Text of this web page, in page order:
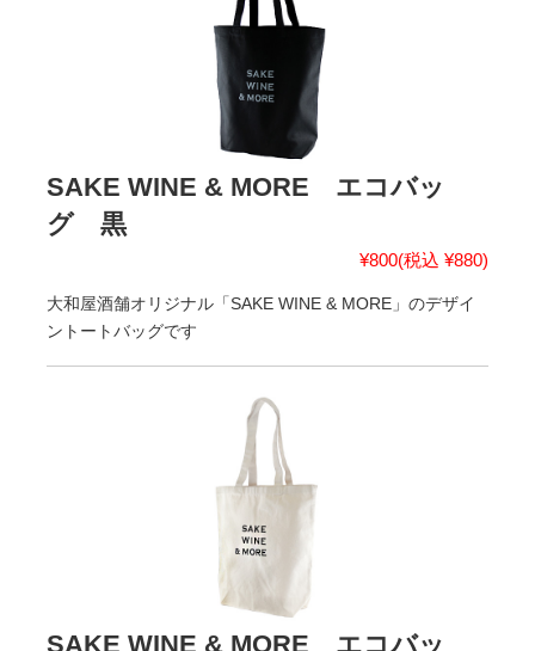
SAKE WINE & MORE エコバッ
グ 黒
¥800(税込 ¥880)
大和屋酒舗オリジナル「SAKE WINE & MORE」のデザイ
ントートバッグです
SAKE WINE & MORE エコバッ